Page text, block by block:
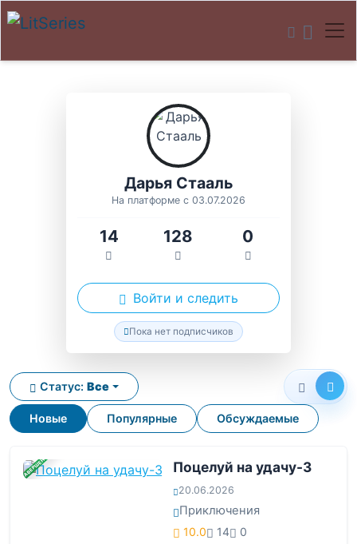
Дарья Стааль
На платформе с 03.07.2026
14 128 0
Войти и следить
Пока нет подписчиков
Новые Популярные Обсуждаемые
Статус: Все
ЗАВЕРШЕНА Поцелуй на удачу-3
20.06.2026
Приключения
10.0 14 0